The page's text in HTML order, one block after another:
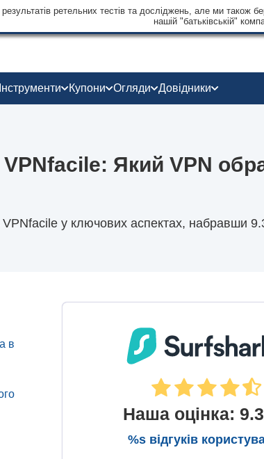
ретельних тестів та досліджень, але ми також
нашій "батьківській"
Інструменти Купони Огляди Довідники
Який VPN
у ключових аспектах, набравши
в
Наша оцінка: 9.3
%s відгуків